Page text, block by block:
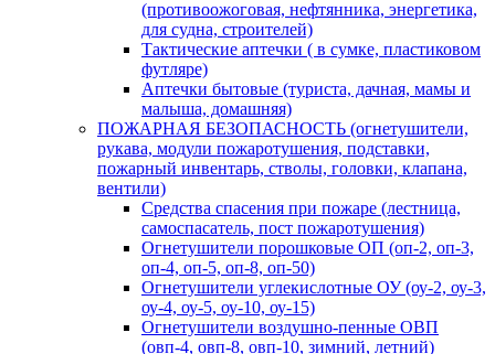
(противоожоговая, нефтянника, энергетика,
для судна, строителей)
Тактические аптечки ( в сумке, пластиковом
футляре)
Аптечки бытовые (туриста, дачная, мамы и
малыша, домашняя)
ПОЖАРНАЯ БЕЗОПАСНОСТЬ (огнетушители,
рукава, модули пожаротушения, подставки,
пожарный инвентарь, стволы, головки, клапана,
вентили)
Средства спасения при пожаре (лестница,
самоспасатель, пост пожаротушения)
Огнетушители порошковые ОП (оп-2, оп-3,
оп-4, оп-5, оп-8, оп-50)
Огнетушители углекислотные ОУ (оу-2, оу-3,
оу-4, оу-5, оу-10, оу-15)
Огнетушители воздушно-пенные ОВП
(овп-4, овп-8, овп-10, зимний, летний)